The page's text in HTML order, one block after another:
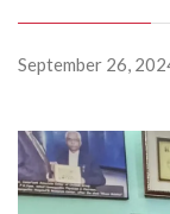
September 26,